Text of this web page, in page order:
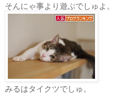
そんにゃ事より遊ぶでしゅよ。
みるはタイクツでしゅ。